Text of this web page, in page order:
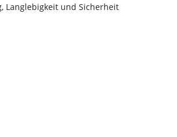
Langlebigkeit und Sicherheit